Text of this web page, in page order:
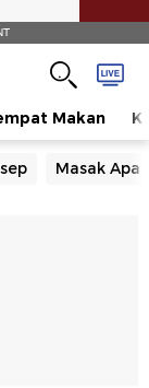
Makan
Masak Apa